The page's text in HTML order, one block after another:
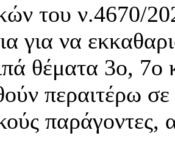
του ν.4670/
για να
θέματα 3ο, 7ο
περαιτέρω